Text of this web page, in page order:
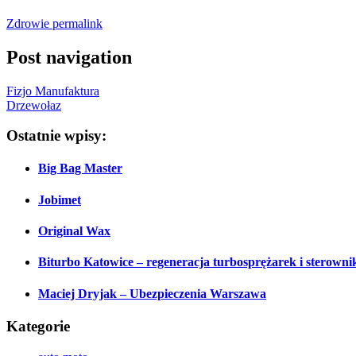
Zdrowie permalink
Post navigation
Fizjo Manufaktura
Drzewołaz
Ostatnie wpisy:
Big Bag Master
Jobimet
Original Wax
Biturbo Katowice – regeneracja turbosprężarek i
Maciej Dryjak – Ubezpieczenia Warszawa
Kategorie